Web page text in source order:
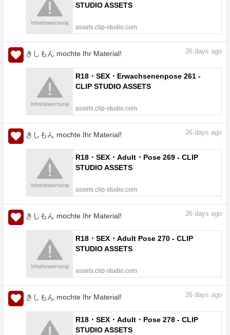
STUDIO ASSETS
assets.clip-studio.com
きしもん mochte Ihr Material! 26 days ago
R18・SEX・Erwachsenenpose 261 -
CLIP STUDIO ASSETS
assets.clip-studio.com
きしもん mochte Ihr Material! 26 days ago
R18・SEX・Adult・Pose 269 - CLIP
STUDIO ASSETS
assets.clip-studio.com
きしもん mochte Ihr Material! 26 days ago
R18・SEX・Adult Pose 270 - CLIP
STUDIO ASSETS
assets.clip-studio.com
きしもん mochte Ihr Material! 26 days ago
R18・SEX・Adult・Pose 278 - CLIP
STUDIO ASSETS